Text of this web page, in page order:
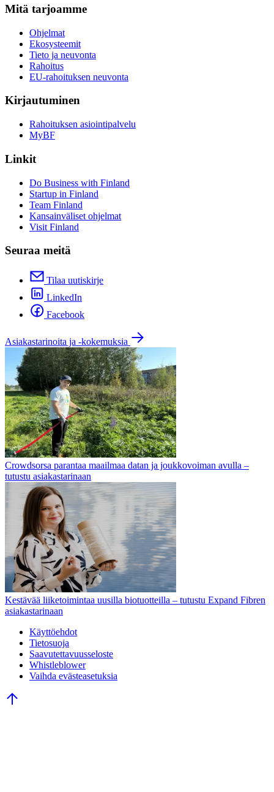
Mitä tarjoamme
Ohjelmat
Ekosysteemit
Tieto ja neuvonta
Rahoitus
EU-rahoituksen neuvonta
Kirjautuminen
Rahoituksen asiointipalvelu
MyBF
Linkit
Do Business with Finland
Startup in Finland
Team Finland
Kansainväliset ohjelmat
Visit Finland
Seuraa meitä
Tilaa uutiskirje
LinkedIn
Facebook
Asiakastarinoita ja -kokemuksia
Crowdsorsa parantaa maailmaa datan ja joukkovoiman avulla –
tutustu asiakastarinaan
Kestävää liiketoimintaa uusilla biotuotteilla – tutustu Expand Fibren
asiakastarinaan
Käyttöehdot
Tietosuoja
Saavutettavuusseloste
Whistleblower
Vaihda evästeasetuksia